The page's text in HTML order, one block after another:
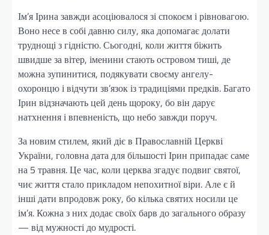
Ім’я Ірина завжди асоціювалося зі спокоєм і рівновагою.
Воно несе в собі давню силу, яка допомагає долати
труднощі з гідністю. Сьогодні, коли життя біжить
швидше за вітер, іменини стають островом тиші, де
можна зупинитися, подякувати своєму ангелу-
охоронцю і відчути зв’язок із традиціями предків. Багато
Ірин відзначають цей день щороку, бо він дарує
натхнення і впевненість, що небо завжди поруч.
За новим стилем, який діє в Православній Церкві
України, головна дата для більшості Ірин припадає саме
на 5 травня. Це час, коли церква згадує подвиг святої,
чиє життя стало прикладом непохитної віри. Але є й
інші дати впродовж року, бо кілька святих носили це
ім’я. Кожна з них додає своїх барв до загального образу
— від мужності до мудрості.